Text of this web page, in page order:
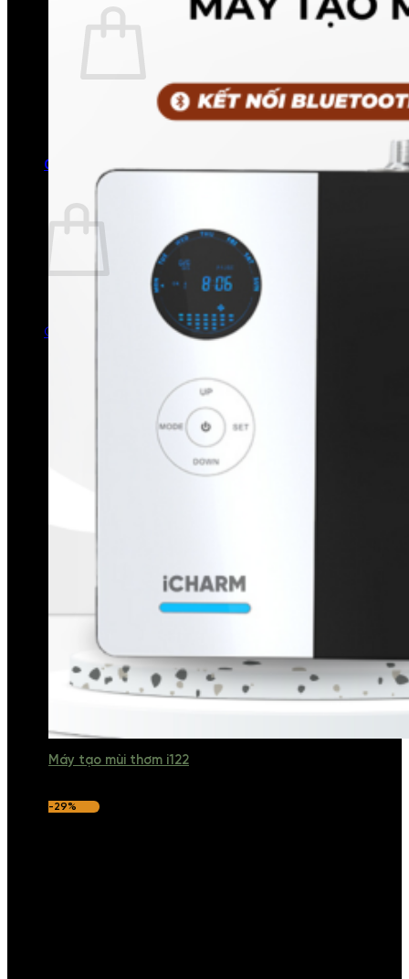
Chưa có sản phẩm trong giỏ hàng.
Quay trở lại cửa hàng
0
Chưa có sản phẩm trong giỏ hàng.
Quay trở lại cửa hàng
Máy tạo mùi thơm i122
-29%